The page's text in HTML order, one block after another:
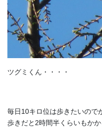
ツグミくん・・・・
毎日10キロ位は歩きたいので
歩きだと2時間半くらいもか